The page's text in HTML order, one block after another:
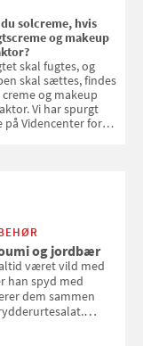
solcreme, hvis
og makeup
skal fugtes, og
skal sættes, findes
og makeup
Vi har spurgt
Videncenter for
og jordbær
været vild med
han spyd med
dem sammen